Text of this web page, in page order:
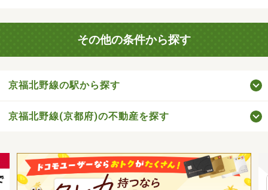
その他の条件から探す
京福北野線の駅から探す
京福北野線(京都府)の不動産を探す